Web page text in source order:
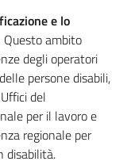
e lo
Questo ambito
degli operatori
persone disabili,
del
per il lavoro e
regionale per
disabilità.